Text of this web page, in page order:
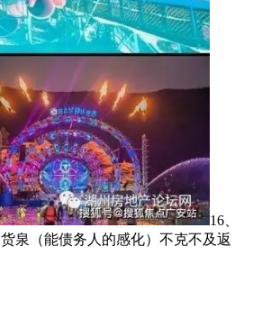
16、
泉（能债务人的感化）不克不及返